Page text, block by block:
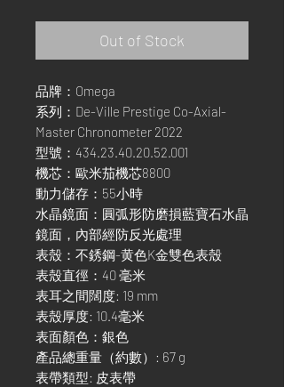
Out of Stock
品牌：Omega
系列：De-Ville Prestige Co-Axial-
Master Chronometer 2022
型號：434.23.40.20.52.001
機芯：歐米茄機芯8800
動力儲存：55小時
水晶鏡面：圓弧形防磨損藍寶石水晶
鏡面，內部經防反光處理
表殼：不銹鋼-黄色K金雙色表殼
表殼直徑：40 毫米
表耳之間闊度: 19 mm
表殼厚度: 10.4毫米
表面顏色：銀色
產品總重量（約數）: 67 g
表帶類型: 皮表帶